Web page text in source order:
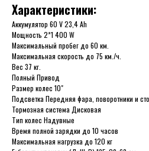
Характеристики:
Аккумулятор 60 V 23,4 Аh
Мощность 2*1 400 W
Максимальный пробег до 60 км.
Максимальная скорость до 75 км./ч.
Вес 37 кг.
Полный Привод
Размер колес 10"
Подсветка Передняя фара, поворотники и
Тормозная система Дисковая
Тип колес Надувные
Время полной зарядки до 10 часов
Максимальная нагрузка до 120 кг